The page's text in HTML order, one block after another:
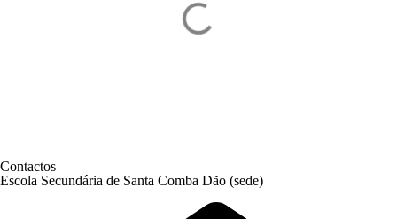
Contactos
Escola Secundária de Santa Comba Dão (sede)